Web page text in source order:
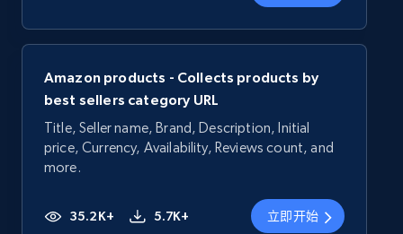
Amazon products - Collects products by
best sellers category URL
Title, Seller name, Brand, Description, Initial
price, Currency, Availability, Reviews count, and
more.
35.2K+ 5.7K+ 立即开始